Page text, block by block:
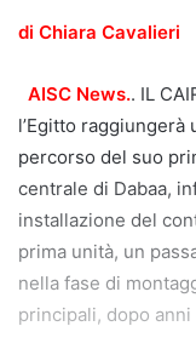
di Chiara Cavalieri
AISC News.. IL
l’Egitto raggiungerà
percorso del suo
centrale di Dabaa,
installazione del
prima unità, un
nella fase di
principali, dopo